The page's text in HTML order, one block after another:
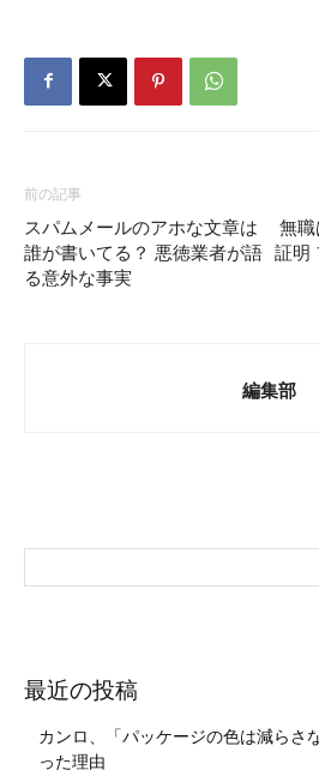
前の記事
スパムメールのアホな文章は
誰が書いてる？ 悪徳業者が語
る意外な事実
無職
証明
編集部
最近の投稿
カンロ、「パッケージの色は減ら
った理由